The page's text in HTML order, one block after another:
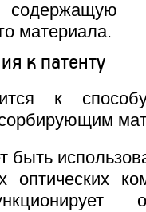
материала.
к патенту
к
быть
оптических